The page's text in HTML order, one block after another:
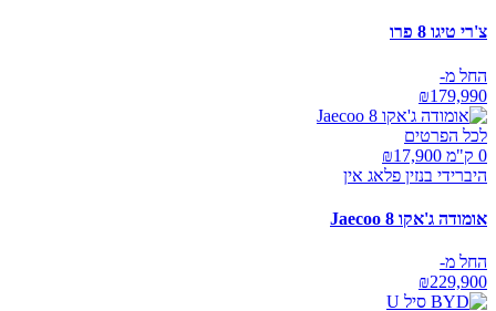
צ'רי טיגו 8 פרו
החל מ-
₪179,990
לכל הפרטים
0 ק"מ ₪
17,900
היברידי בנזין פלאג אין
אומודה ג'אקו Jaecoo 8
החל מ-
₪229,900